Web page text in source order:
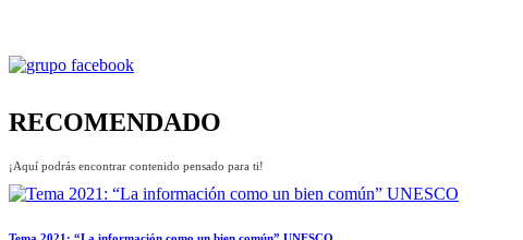
RECOMENDADO
¡Aquí podrás encontrar contenido pensado para ti!